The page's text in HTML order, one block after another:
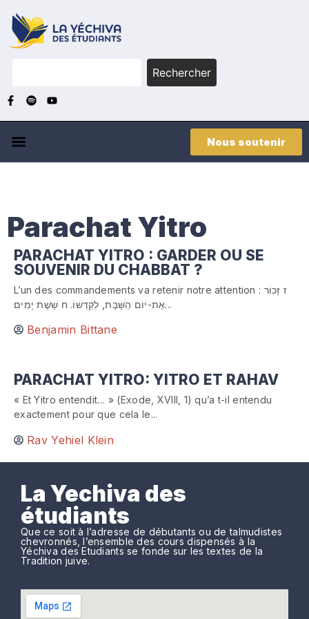
Rechercher
Nous soutenir
Parachat Yitro
PARACHAT YITRO : GARDER OU SE
SOUVENIR DU CHABBAT ?
L’un des commandements va retenir notre attention : ז זָכוֹר
אֶת-יוֹם הַשַּׁבָּת, לְקַדְּשׁוֹ. ח שֵׁשֶׁת יָמִים...
Benjamin Bittane
PARACHAT YITRO: YITRO ET RAHAV
« Et Yitro entendit… » (Exode, XVIII, 1) qu’a t-il entendu
exactement pour que cela le...
Rav Yehiel Klein
La Yechiva des
étudiants
Que ce soit à l’adresse de débutants ou de talmudistes
chevronnés, l’ensemble des cours dispensés à la
Yéchiva des Etudiants se fonde sur les textes de la
Tradition juive.